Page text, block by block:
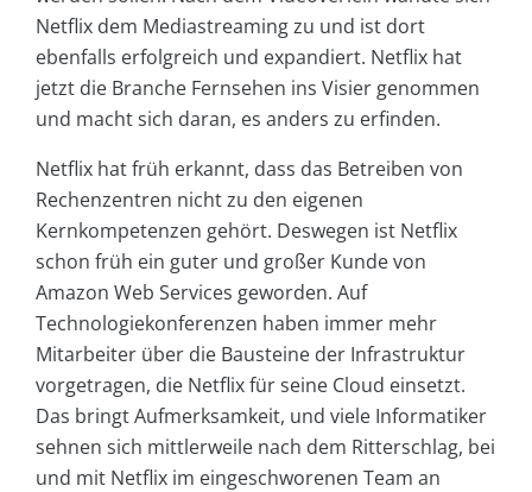
Netflix dem Mediastreaming zu und ist dort
ebenfalls erfolgreich und expandiert. Netflix hat
jetzt die Branche Fernsehen ins Visier genommen
und macht sich daran, es anders zu erfinden.
Netflix hat früh erkannt, dass das Betreiben von
Rechenzentren nicht zu den eigenen
Kernkompetenzen gehört. Deswegen ist Netflix
schon früh ein guter und großer Kunde von
Amazon Web Services geworden. Auf
Technologiekonferenzen haben immer mehr
Mitarbeiter über die Bausteine der Infrastruktur
vorgetragen, die Netflix für seine Cloud einsetzt.
Das bringt Aufmerksamkeit, und viele Informatiker
sehnen sich mittlerweile nach dem Ritterschlag, bei
und mit Netflix im eingeschworenen Team an